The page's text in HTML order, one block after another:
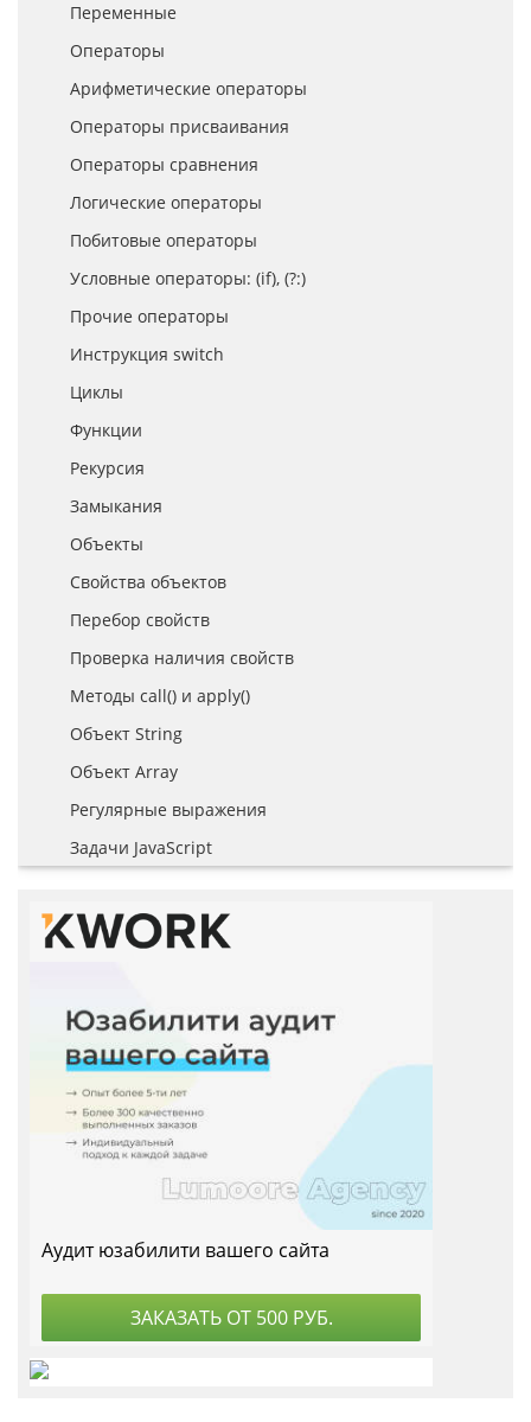
Переменные
Операторы
Арифметические операторы
Операторы присваивания
Операторы сравнения
Логические операторы
Побитовые операторы
Условные операторы: (if), (?:)
Прочие операторы
Инструкция switch
Циклы
Функции
Рекурсия
Замыкания
Объекты
Свойства объектов
Перебор свойств
Проверка наличия свойств
Методы call() и apply()
Объект String
Объект Array
Регулярные выражения
Задачи JavaScript